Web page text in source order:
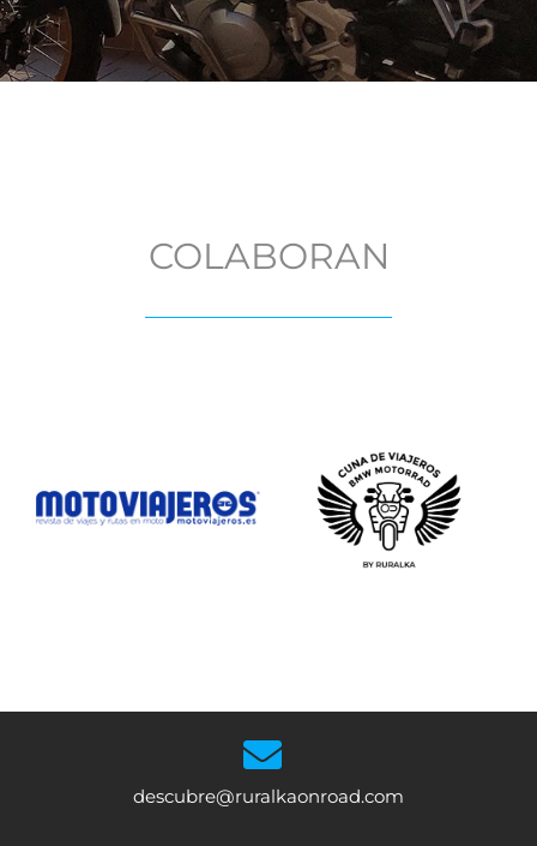
COLABORAN
descubre@ruralkaonroad.com